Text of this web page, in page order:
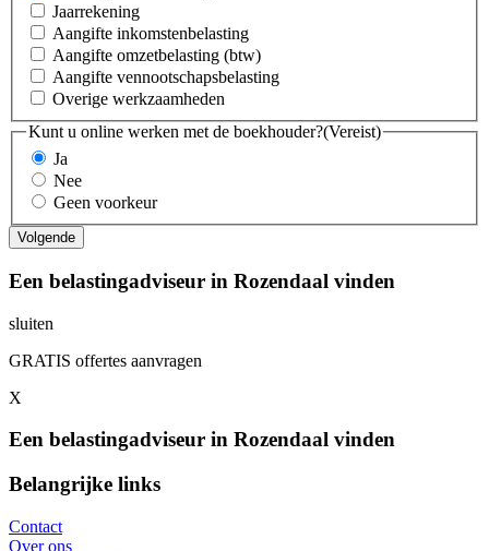
Jaarrekening
Aangifte inkomstenbelasting
Aangifte omzetbelasting (btw)
Aangifte vennootschapsbelasting
Overige werkzaamheden
Kunt u online werken met de boekhouder?(Vereist)
Ja
Nee
Geen voorkeur
Een belastingadviseur in Rozendaal vinden
sluiten
GRATIS offertes aanvragen
X
Een belastingadviseur in Rozendaal vinden
Belangrijke links
Contact
Over ons